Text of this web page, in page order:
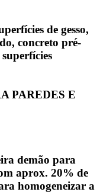
de gesso,
concreto pré-
PAREDES E
demão para
aprox. 20% de
homogeneizar a